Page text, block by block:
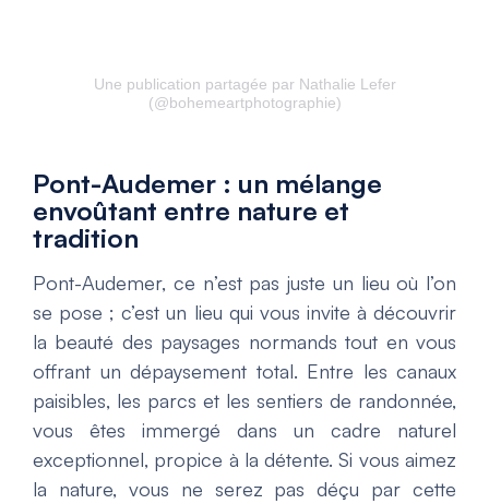
Une publication partagée par Nathalie Lefer
(@bohemeartphotographie)
Pont-Audemer : un mélange
envoûtant entre nature et
tradition
Pont-Audemer, ce n’est pas juste un lieu où l’on
se pose ; c’est un lieu qui vous invite à découvrir
la beauté des paysages normands tout en vous
offrant un dépaysement total. Entre les canaux
paisibles, les parcs et les sentiers de randonnée,
vous êtes immergé dans un cadre naturel
exceptionnel, propice à la détente. Si vous aimez
la nature, vous ne serez pas déçu par cette